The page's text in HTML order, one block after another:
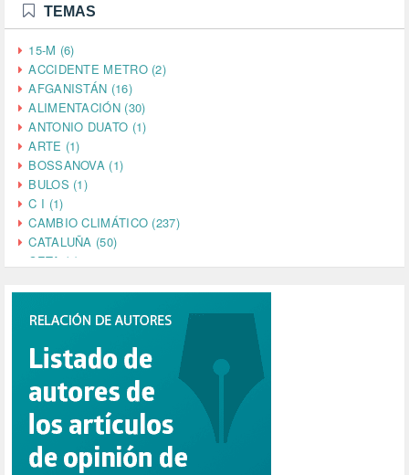
TEMAS
15-M (6)
ACCIDENTE METRO (2)
AFGANISTÁN (16)
ALIMENTACIÓN (30)
ANTONIO DUATO (1)
ARTE (1)
BOSSANOVA (1)
BULOS (1)
C I (1)
CAMBIO CLIMÁTICO (237)
CATALUÑA (50)
CETA (2)
CINE (35)
COMPROMISO (2)
CONFERENCIA (1)
CONSUMO (1)
CORONAVIRUS (155)
CORRUPCIÓN (215)
CULTURA (704)